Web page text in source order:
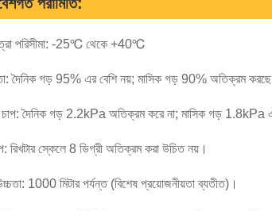
পরামিতি:
পরিসীমা: -25℃ থেকে +40℃
দৈনিক গড় 95% এর বেশি নয়; মাসিক গড় 90% অতিক্রম করছে
চাপ: দৈনিক গড় 2.2kPa অতিক্রম করে না; মাসিক গড় 1.8kPa
রিখটার স্কেলে 8 ডিগ্রী অতিক্রম করা উচিত নয়।
1000 মিটার পর্যন্ত (বিশেষ প্রয়োজনীয়তা ব্যতীত)।